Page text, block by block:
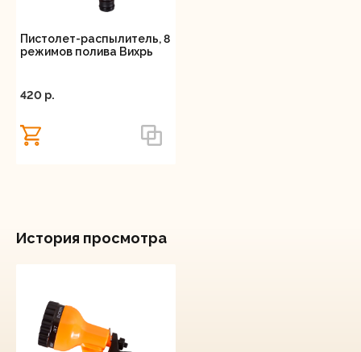
Пистолет-распылитель, 8
режимов полива Вихрь
420 p.
История просмотра